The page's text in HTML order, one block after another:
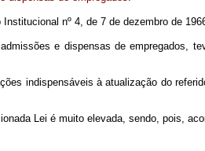
nº 4, de 7 de dezembro de
e dispensas de empregados,
indispensáveis à atualização do
Lei é muito elevada, sendo, pois,